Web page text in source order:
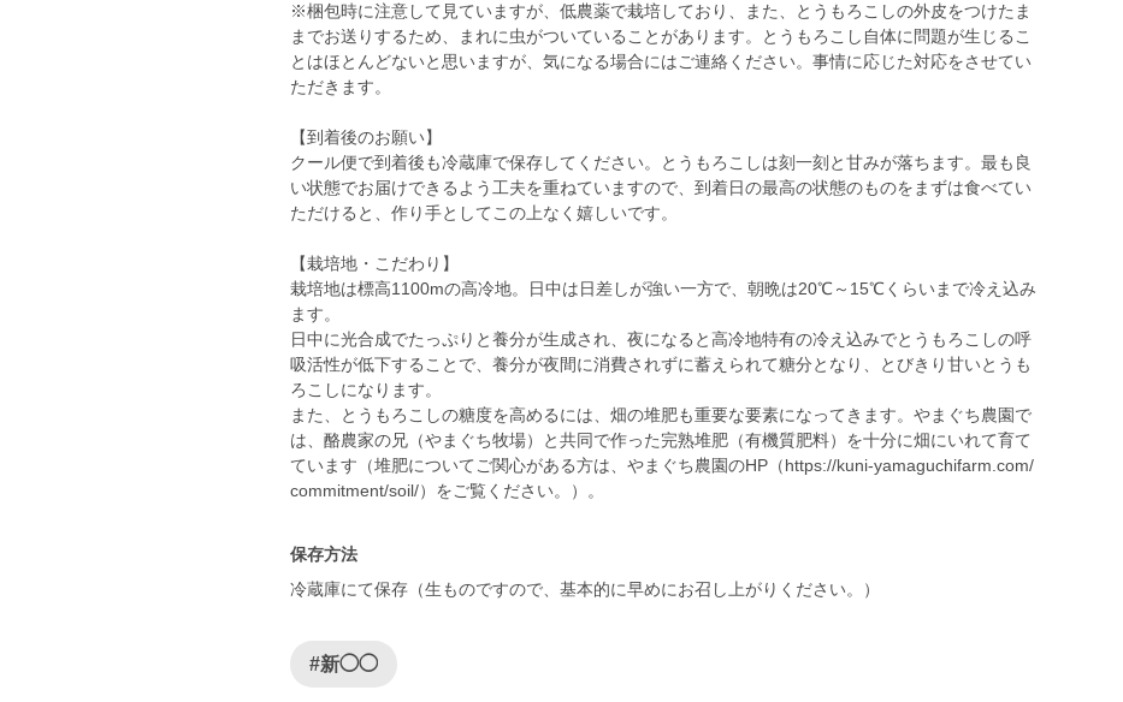
※梱包時に注意して見ていますが、低農薬で栽培しており、また、とうもろこしの外皮をつけたま
までお送りするため、まれに虫がついていることがあります。とうもろこし自体に問題が生じるこ
とはほとんどないと思いますが、気になる場合にはご連絡ください。事情に応じた対応をさせてい
ただきます。
【到着後のお願い】
クール便で到着後も冷蔵庫で保存してください。とうもろこしは刻一刻と甘みが落ちます。最も良
い状態でお届けできるよう工夫を重ねていますので、到着日の最高の状態のものをまずは食べてい
ただけると、作り手としてこの上なく嬉しいです。
【栽培地・こだわり】
栽培地は標高1100mの高冷地。日中は日差しが強い一方で、朝晩は20℃～15℃くらいまで冷え込み
ます。
日中に光合成でたっぷりと養分が生成され、夜になると高冷地特有の冷え込みでとうもろこしの呼
吸活性が低下することで、養分が夜間に消費されずに蓄えられて糖分となり、とびきり甘いとうも
ろこしになります。
また、とうもろこしの糖度を高めるには、畑の堆肥も重要な要素になってきます。やまぐち農園で
は、酪農家の兄（やまぐち牧場）と共同で作った完熟堆肥（有機質肥料）を十分に畑にいれて育て
ています（堆肥についてご関心がある方は、やまぐち農園のHP（https://kuni-yamaguchifarm.com/
保存方法
冷蔵庫にて保存（生ものですので、基本的に早めにお召し上がりください。）
#新◯◯